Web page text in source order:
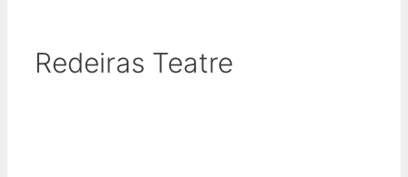
Redeiras Teatre